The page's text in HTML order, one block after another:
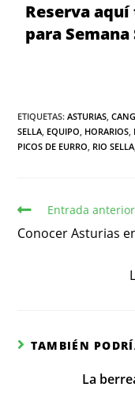
Reserva
para Semana
ETIQUETAS:ASTURIAS,
SELLA, EQUIPO, HORARIOS,
PICOS DE EURRO, RIO SELLA,
Entrada anterior
Conocer Asturias
TAMBIÉN
La